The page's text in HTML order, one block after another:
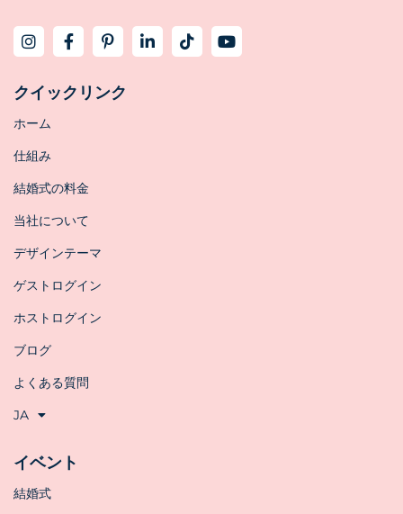
クイックリンク
ホーム
仕組み
結婚式の料金
当社について
デザインテーマ
ゲストログイン
ホストログイン
ブログ
よくある質問
JA
イベント
結婚式